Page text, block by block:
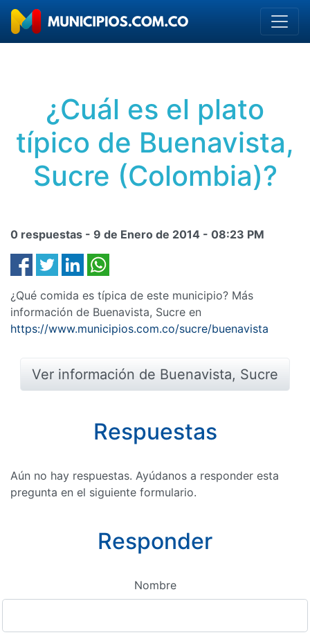
¿Cuál es el plato
típico de Buenavista,
Sucre (Colombia)?
0 respuestas - 9 de Enero de 2014 - 08:23 PM
¿Qué comida es típica de este municipio? Más
información de Buenavista, Sucre en
https://www.municipios.com.co/sucre/buenavista
Ver información de Buenavista, Sucre
Respuestas
Aún no hay respuestas. Ayúdanos a responder esta
pregunta en el siguiente formulario.
Responder
Nombre